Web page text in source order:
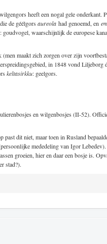
heeft een nogal gele onderkant.
de géélgors aureola had genoemd, en
: goudvogel, waarschijnlijk de europese
maakt zich zorgen over zijn
in 1848 vond Liljeborg
keltasirkku: geelgors.
en wilgenbosjes (II-52).
dit niet, maar toen in Rusland
mededeling van Igor
groeien, hier en daar een bosje is.
stad?).